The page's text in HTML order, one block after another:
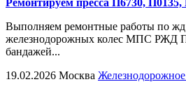
Выполняем ремонтные работы по жд
железнодорожных колес МПС РЖД
бандажей...
19.02.2026 Москва